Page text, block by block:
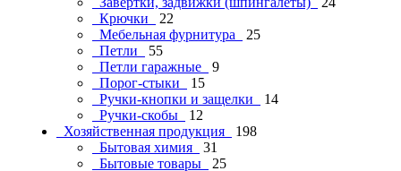
Крючки
22
Мебельная фурнитура
25
Петли
55
Петли гаражные
9
Порог-стыки
15
Ручки-кнопки и защелки
14
Ручки-скобы
12
Хозяйственная продукция
198
Бытовая химия
31
Бытовые товары
25